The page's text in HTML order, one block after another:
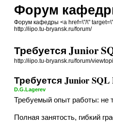
Форум
Форум кафедры <a href=\"/\"
http://iipo.tu-bryansk.ru/forum/
Требуется Junior
http://iipo.tu-bryansk.ru/forum/
Требуется Junior
D.G.Lagerev
Требуемый опыт работы: не
Полная занятость, гибкий